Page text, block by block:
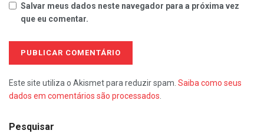
Salvar meus dados neste navegador para a próxima vez
que eu comentar.
Este site utiliza o Akismet para reduzir spam. Saiba como seus
dados em comentários são processados
Pesquisar